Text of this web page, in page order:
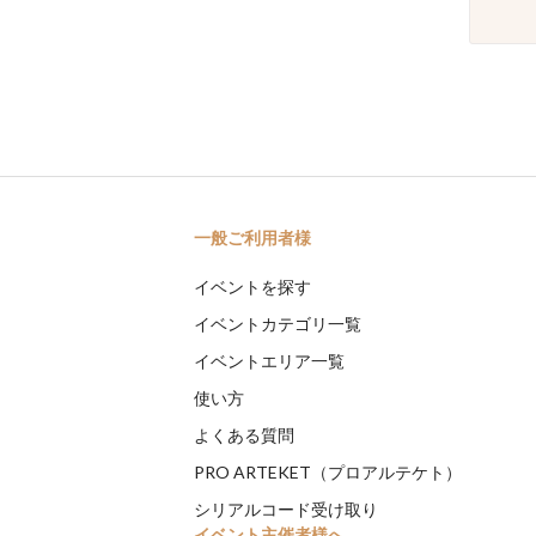
一般ご利用者様
イベントを探す
イベントカテゴリ一覧
イベントエリア一覧
使い方
よくある質問
PRO ARTEKET（プロアルテケト）
シリアルコード受け取り